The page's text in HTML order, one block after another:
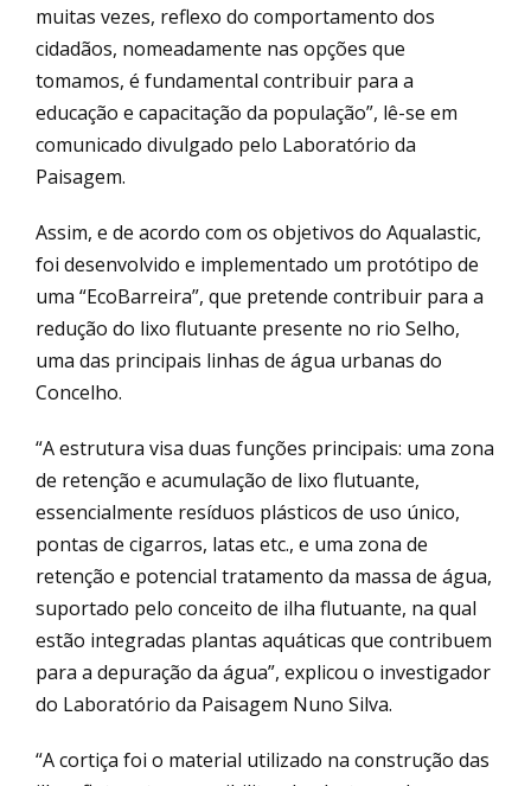
muitas vezes, reflexo do comportamento dos
cidadãos, nomeadamente nas opções que
tomamos, é fundamental contribuir para a
educação e capacitação da população”, lê-se em
comunicado divulgado pelo Laboratório da
Paisagem.
Assim, e de acordo com os objetivos do Aqualastic,
foi desenvolvido e implementado um protótipo de
uma “EcoBarreira”, que pretende contribuir para a
redução do lixo flutuante presente no rio Selho,
uma das principais linhas de água urbanas do
Concelho.
“A estrutura visa duas funções principais: uma zona
de retenção e acumulação de lixo flutuante,
essencialmente resíduos plásticos de uso único,
pontas de cigarros, latas etc., e uma zona de
retenção e potencial tratamento da massa de água,
suportado pelo conceito de ilha flutuante, na qual
estão integradas plantas aquáticas que contribuem
para a depuração da água”, explicou o investigador
do Laboratório da Paisagem Nuno Silva.
“A cortiça foi o material utilizado na construção das